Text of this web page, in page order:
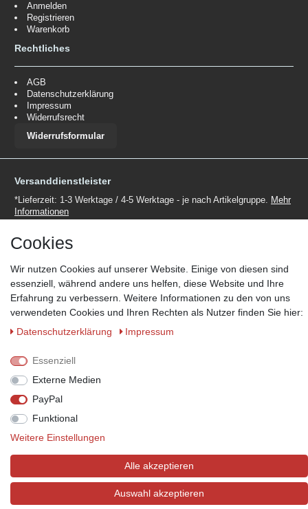
Anmelden
Registrieren
Warenkorb
Rechtliches
AGB
Datenschutzerklärung
Impressum
Widerrufsrecht
Widerrufsformular
Versanddienstleister
*Lieferzeit: 1-3 Werktage / 4-5 Werktage - je nach Artikelgruppe. Mehr
Informationen
Zahlungsmöglichkeiten
Wir behalten uns das Recht vor im Einzelfall bestimmte
Zahlungsarten auszuschließen.Mehr Informationen
© Copyright 2026 Marabella´s | Alle Rechte vorbehalten. | Grundpreise
Cookies
Wir nutzen Cookies auf unserer Website. Einige von diesen sind
essenziell, während andere uns helfen, diese Website und Ihre
Erfahrung zu verbessern. Weitere Informationen zu den von uns
verwendeten Cookies und Ihren Rechten als Nutzer finden Sie hier:
Daten­schutz­erklärung
Impressum
Essenziell
Externe Medien
PayPal
Funktional
Weitere Einstellungen
Alle akzeptieren
Auswahl akzeptieren